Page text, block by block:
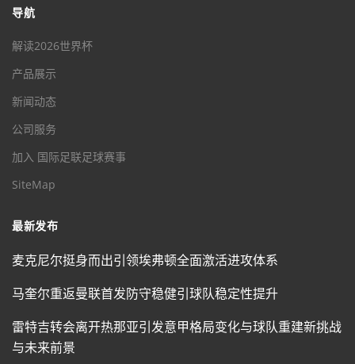
导航
解读2026世界杯
产品展示
新闻动态
公司服务
加入 国际足联足球赛事
SiteMap
最新发布
麦克尼尔挺身而出引领埃弗顿全面激活进攻体系
马奎尔重返曼联首发防守稳健引球队稳定性提升
雷特吉转会离开热那亚引发意甲格局变化与球队重建新挑战
与未来前景